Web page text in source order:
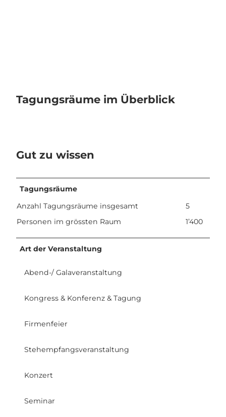
s
a
2
4
9
3
.
Tagungsräume im Überblick
Gut zu wissen
Tagungsräume
Anzahl Tagungsräume insgesamt
5
Personen im grössten Raum
1’400
Art der Veranstaltung
Abend-/ Galaveranstaltung
Kongress & Konferenz & Tagung
Firmenfeier
Stehempfangsveranstaltung
Konzert
Seminar